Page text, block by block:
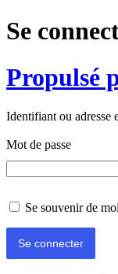
Se
Propulsé
Identifiant ou adresse
Mot de passe
Se souvenir de moi